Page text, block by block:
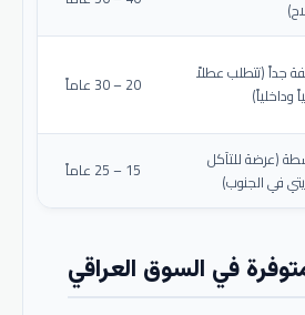
جداً (تتطلب عطلاً
وداخلياً)
20 – 30 عاماً
(عرضة للتآكل
في الجنوب)
15 – 25 عاماً
في السوق العراقي